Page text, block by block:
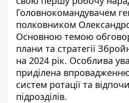
Головнокомандувачем
полковником
Основною темою
плани та стратегії
на 2024 рік. Особлива
приділена
систем ротації та
підрозділів.